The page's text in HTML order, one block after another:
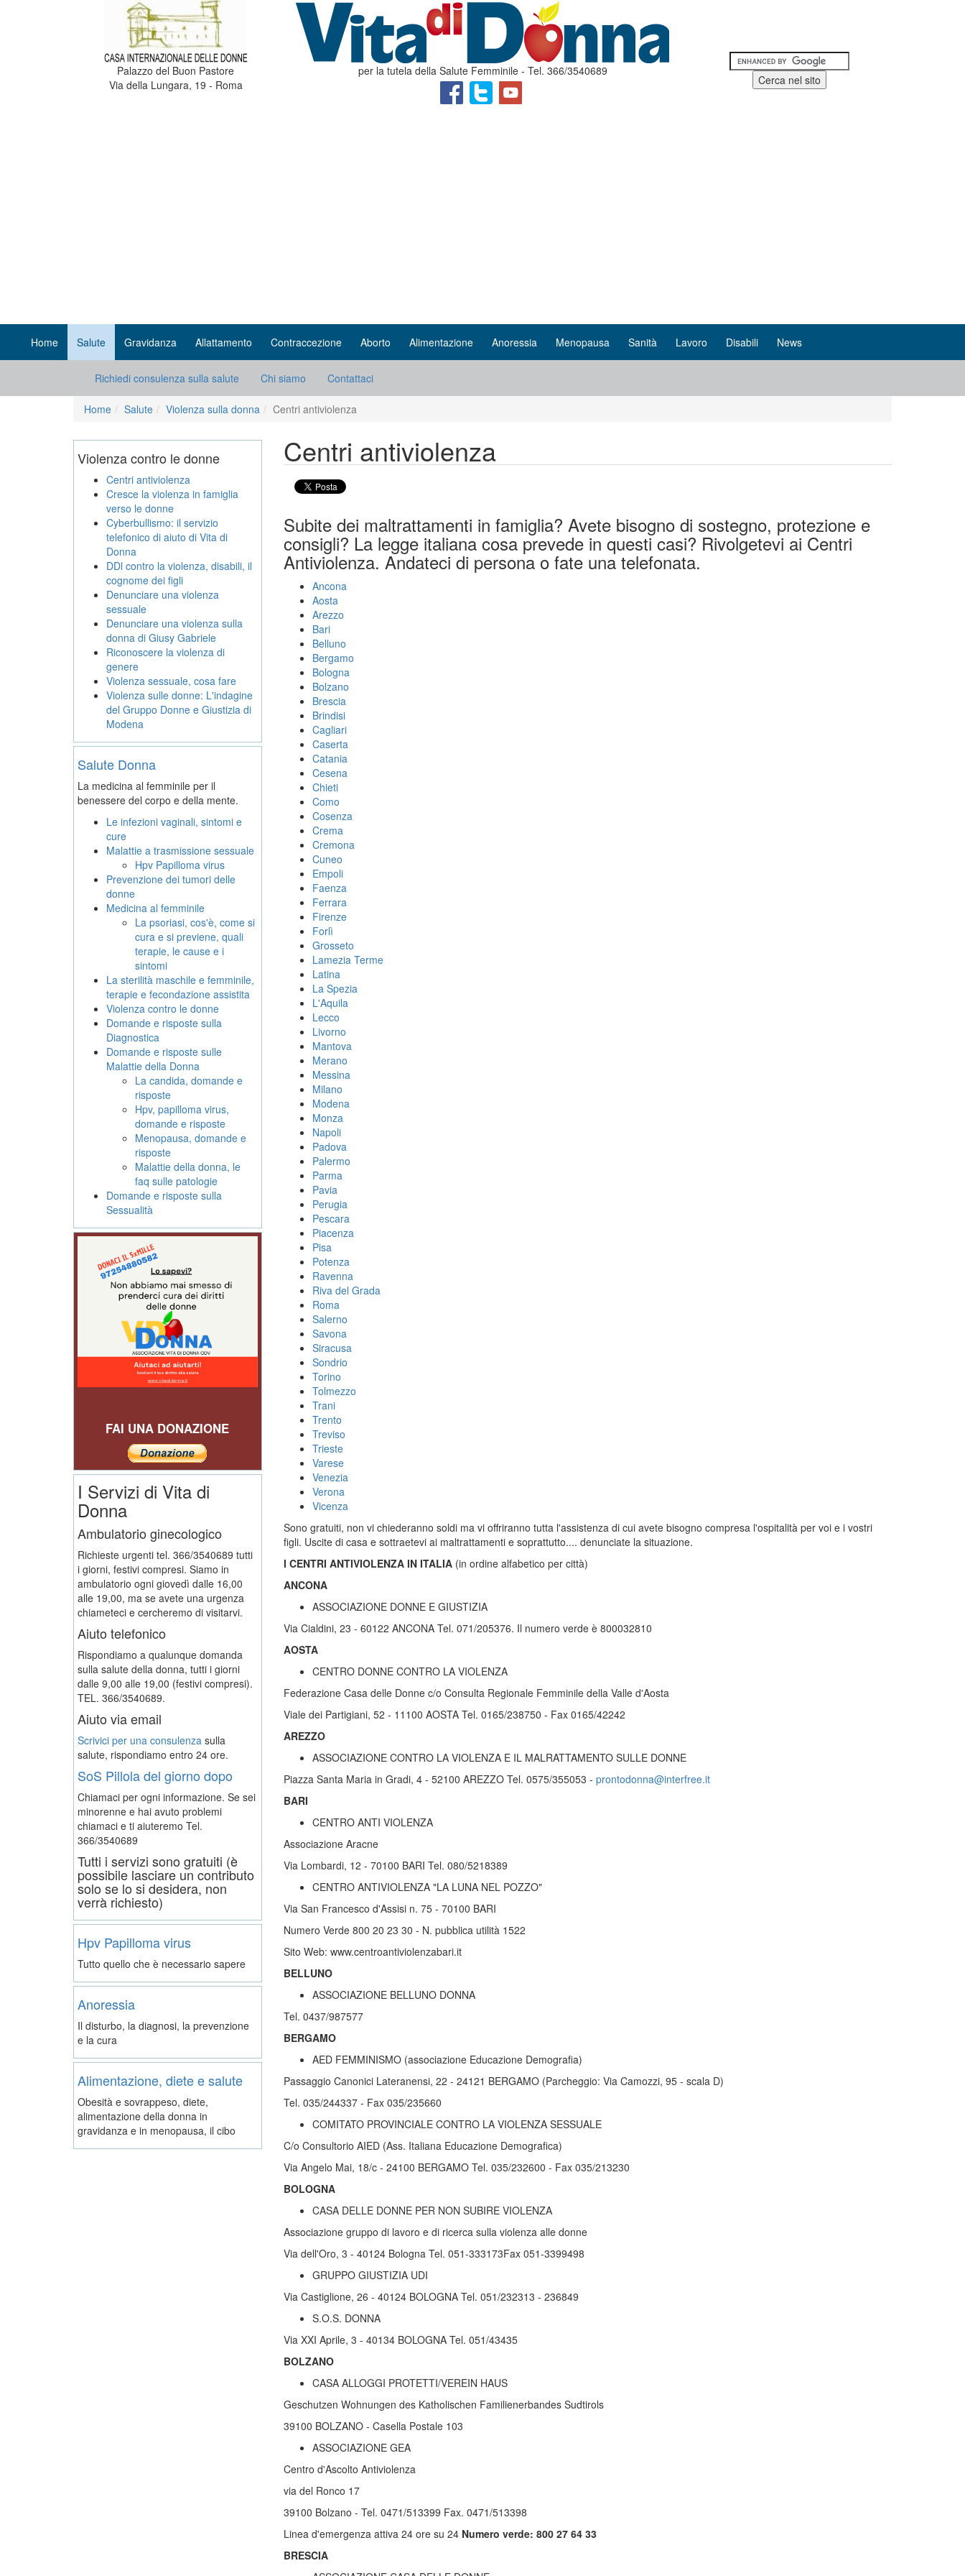
Palazzo del Buon Pastore
Via della Lungara, 19 - Roma
per la tutela della Salute Femminile - Tel. 366/3540689
Home Salute Gravidanza Allattamento Contraccezione Aborto Alimentazione Anoressia Menopausa Sanità Lavoro Disabili News
Richiedi consulenza sulla salute Chi siamo Contattaci
Home Salute Violenza sulla donna Centri antiviolenza
Centri antiviolenza
Subite dei maltrattamenti in famiglia? Avete bisogno di sostegno, protezione e
consigli? La legge italiana cosa prevede in questi casi? Rivolgetevi ai Centri
Antiviolenza. Andateci di persona o fate una telefonata.
Ancona
Aosta
Arezzo
Bari
Belluno
Bergamo
Bologna
Bolzano
Brescia
Brindisi
Cagliari
Caserta
Catania
Cesena
Chieti
Como
Cosenza
Crema
Cremona
Cuneo
Empoli
Faenza
Ferrara
Firenze
Forlì
Grosseto
Lamezia Terme
Latina
La Spezia
L'Aquila
Lecco
Livorno
Mantova
Merano
Messina
Milano
Modena
Monza
Napoli
Padova
Palermo
Parma
Pavia
Perugia
Pescara
Piacenza
Pisa
Potenza
Ravenna
Riva del Grada
Roma
Salerno
Savona
Siracusa
Sondrio
Torino
Tolmezzo
Trani
Trento
Treviso
Trieste
Varese
Venezia
Verona
Vicenza
Sono gratuiti, non vi chiederanno soldi ma vi offriranno tutta l'assistenza di cui avete bisogno compresa l'ospitalità per voi e i vostri
figli. Uscite di casa e sottraetevi ai maltrattamenti e soprattutto.... denunciate la situazione.
I CENTRI ANTIVIOLENZA IN ITALIA (in ordine alfabetico per città)
ANCONA
ASSOCIAZIONE DONNE E GIUSTIZIA
Via Cialdini, 23 - 60122 ANCONA Tel. 071/205376. Il numero verde è 800032810
AOSTA
CENTRO DONNE CONTRO LA VIOLENZA
Federazione Casa delle Donne c/o Consulta Regionale Femminile della Valle d'Aosta
Viale dei Partigiani, 52 - 11100 AOSTA Tel. 0165/238750 - Fax 0165/42242
AREZZO
ASSOCIAZIONE CONTRO LA VIOLENZA E IL MALRATTAMENTO SULLE DONNE
Piazza Santa Maria in Gradi, 4 - 52100 AREZZO Tel. 0575/355053 - prontodonna@interfree.it
BARI
CENTRO ANTI VIOLENZA
Associazione Aracne
Via Lombardi, 12 - 70100 BARI Tel. 080/5218389
CENTRO ANTIVIOLENZA "LA LUNA NEL POZZO"
Via San Francesco d'Assisi n. 75 - 70100 BARI
Numero Verde 800 20 23 30 - N. pubblica utilità 1522
Sito Web: www.centroantiviolenzabari.it
BELLUNO
ASSOCIAZIONE BELLUNO DONNA
Tel. 0437/987577
BERGAMO
AED FEMMINISMO (associazione Educazione Demografia)
Passaggio Canonici Lateranensi, 22 - 24121 BERGAMO (Parcheggio: Via Camozzi, 95 - scala D)
Tel. 035/244337 - Fax 035/235660
COMITATO PROVINCIALE CONTRO LA VIOLENZA SESSUALE
C/o Consultorio AIED (Ass. Italiana Educazione Demografica)
Via Angelo Mai, 18/c - 24100 BERGAMO Tel. 035/232600 - Fax 035/213230
BOLOGNA
CASA DELLE DONNE PER NON SUBIRE VIOLENZA
Associazione gruppo di lavoro e di ricerca sulla violenza alle donne
Via dell'Oro, 3 - 40124 Bologna Tel. 051-333173Fax 051-3399498
GRUPPO GIUSTIZIA UDI
Via Castiglione, 26 - 40124 BOLOGNA Tel. 051/232313 - 236849
S.O.S. DONNA
Via XXI Aprile, 3 - 40134 BOLOGNA Tel. 051/43435
BOLZANO
CASA ALLOGGI PROTETTI/VEREIN HAUS
Geschutzen Wohnungen des Katholischen Familienerbandes Sudtirols
39100 BOLZANO - Casella Postale 103
ASSOCIAZIONE GEA
Centro d'Ascolto Antiviolenza
via del Ronco 17
39100 Bolzano - Tel. 0471/513399 Fax. 0471/513398
Linea d'emergenza attiva 24 ore su 24 Numero verde: 800 27 64 33
BRESCIA
Violenza contro le donne
Centri antiviolenza
Cresce la violenza in famiglia
verso le donne
Cyberbullismo: il servizio
telefonico di aiuto di Vita di
Donna
DDl contro la violenza, disabili, il
cognome dei figli
Denunciare una violenza
sessuale
Denunciare una violenza sulla
donna di Giusy Gabriele
Riconoscere la violenza di
genere
Violenza sessuale, cosa fare
Violenza sulle donne: L'indagine
del Gruppo Donne e Giustizia di
Modena
Salute Donna
La medicina al femminile per il
benessere del corpo e della mente.
Le infezioni vaginali, sintomi e
cure
Malattie a trasmissione sessuale
Hpv Papilloma virus
Prevenzione dei tumori delle
donne
Medicina al femminile
La psoriasi, cos'è, come si
cura e si previene, quali
terapie, le cause e i
sintomi
La sterilità maschile e femminile,
terapie e fecondazione assistita
Violenza contro le donne
Domande e risposte sulla
Diagnostica
Domande e risposte sulle
Malattie della Donna
La candida, domande e
risposte
Hpv, papilloma virus,
domande e risposte
Menopausa, domande e
risposte
Malattie della donna, le
faq sulle patologie
Domande e risposte sulla
Sessualità
FAI UNA DONAZIONE
I Servizi di Vita di
Donna
Ambulatorio ginecologico
Richieste urgenti tel. 366/3540689 tutti
i giorni, festivi compresi. Siamo in
ambulatorio ogni giovedì dalle 16,00
alle 19,00, ma se avete una urgenza
chiameteci e cercheremo di visitarvi.
Aiuto telefonico
Rispondiamo a qualunque domanda
sulla salute della donna, tutti i giorni
dalle 9,00 alle 19,00 (festivi compresi).
TEL. 366/3540689.
Aiuto via email
Scrivici per una consulenza sulla
salute, rispondiamo entro 24 ore.
SoS Pillola del giorno dopo
Chiamaci per ogni informazione. Se sei
minorenne e hai avuto problemi
chiamaci e ti aiuteremo Tel.
366/3540689
Tutti i servizi sono gratuiti (è
possibile lasciare un contributo
solo se lo si desidera, non
verrà richiesto)
Hpv Papilloma virus
Tutto quello che è necessario sapere
Anoressia
Il disturbo, la diagnosi, la prevenzione
e la cura
Alimentazione, diete e salute
Obesità e sovrappeso, diete,
alimentazione della donna in
gravidanza e in menopausa, il cibo